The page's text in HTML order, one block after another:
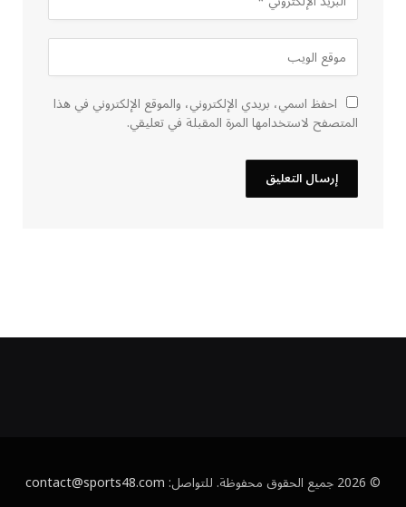
احفظ اسمي، بريدي الإلكتروني، والموقع الإلكتروني في هذا
المتصفح لاستخدامها المرة المقبلة في تعليقي.
© 2026 جميع الحقوق محفوظة. للتواصل: contact@sports48.com